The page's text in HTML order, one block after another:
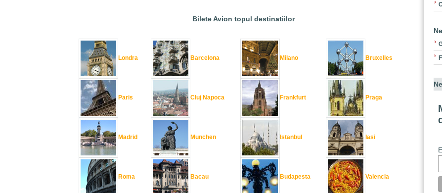
Bilete Avion topul destinatiilor
Londra
Paris
Madrid
Roma
Barcelona
Cluj Napoca
Munchen
Bacau
Milano
Frankfurt
Istanbul
Budapesta
Bruxelles
Praga
Iasi
Valencia